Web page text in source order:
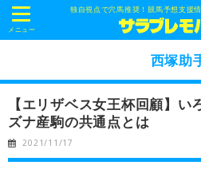
独自視点で穴馬推奨！競馬予想支援
t
o
g
e
a
v
i
g
a
t
メニュー
西塚助
【エリザベス女王杯回顧】
ズナ産駒の共通点とは
2021/11/17